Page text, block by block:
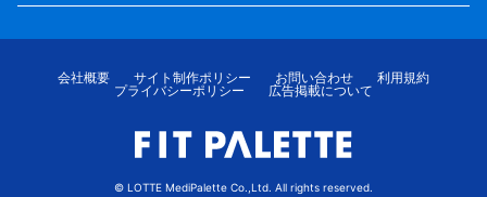
会社概要 サイト制作ポリシー お問い合わせ
利用規約
プライバシーポリシー
広告掲載について
© LOTTE MediPalette Co.,Ltd. All rights reserved.